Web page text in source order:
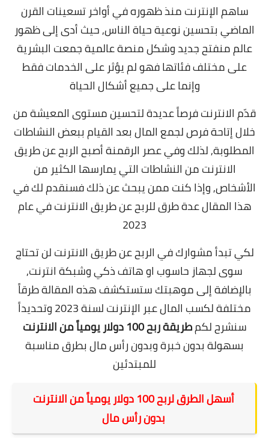
ساهم الإنترنت منذ ظهوره في أواخر تسعينات القرن
الماضي بتحسين نوعية حياة الناس, حيث أدى إلى ظهور
عالم منفتح جديد وشكل منصة عالمية جمعت البشرية
على مختلف فئاتها فهو لم يؤثر على الخدمات فقط
وإنما على جميع أشكال الحياة
قدّم الانترنت فرصاً عديدة لتحسين مستوى المعيشة من
خلال إتاحة فرص لجمع المال بعد القيام ببعض النشاطات
المطلوبة, لذلك وفي عصر الرقمنة أصبح الربح عن طريق
الانترنت من النشاطات التي يمارسها الكثير من
الأشخاص, وإذا كنت ممن يبحث عن ذلك فسنقدم لك في
هذا المقال عدة طرق للربح عن طريق الانترنت في عام
2023
لكي تبدأ مشوارك في الربح عن طريق الانترنت لن تحتاج
سوى لجهاز حاسوب او هاتف ذكي وشبكة انترنت,
بالإضافة إلى موهبتك ستستكشف هذه المقالة طرقاً
مختلفة لكسب المال عبر الإنترنت لسنة 2023 وتحديداً
سنشرح لكمطريقة ربح 100 دولار يومياً من الانترنت
بسهولة بدون خبرة وبدون رأس مال بطرق مناسبة
للمبتدئين
أسهل الطرق لربح 100 دولار يومياً من الانترنت
بدون رأس مال